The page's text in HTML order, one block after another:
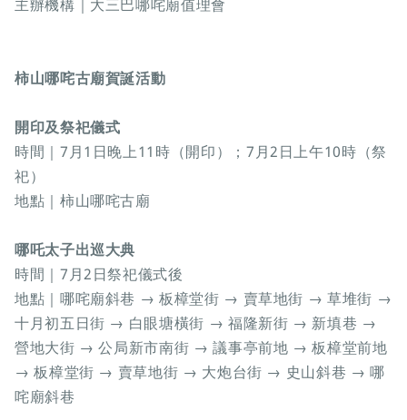
主辦機構｜大三巴哪咤廟值理會
柿山哪咤古廟賀誕活動
開印及祭祀儀式
時間｜7月1日晚上11時（開印）；7月2日上午10時（祭
祀）
地點｜柿山哪咤古廟
哪吒太子出巡大典
時間｜7月2日祭祀儀式後
地點｜哪咤廟斜巷 → 板樟堂街 → 賣草地街 → 草堆街 →
十月初五日街 → 白眼塘橫街 → 福隆新街 → 新填巷 →
營地大街 → 公局新市南街 → 議事亭前地 → 板樟堂前地
→ 板樟堂街 → 賣草地街 → 大炮台街 → 史山斜巷 → 哪
咤廟斜巷